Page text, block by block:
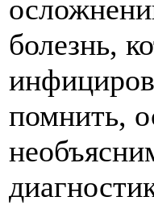
болезнь,
помнить,